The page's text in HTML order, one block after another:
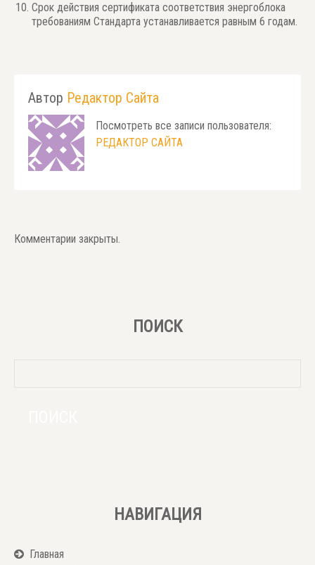
Срок действия сертификата соответствия энергоблока
требованиям Стандарта устанавливается равным 6 годам.
Автор Редактор Сайта
Посмотреть все записи пользователя:
РЕДАКТОР САЙТА
Комментарии закрыты.
ПОИСК
НАВИГАЦИЯ
Главная